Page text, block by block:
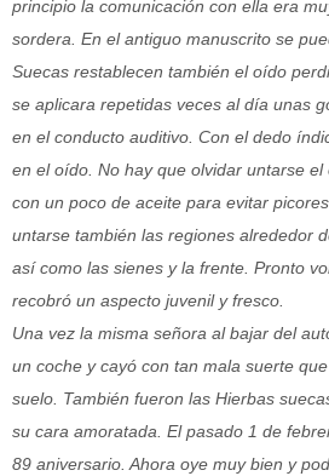
principio la comunicación con ella era
sordera. En el antiguo manuscrito se
Suecas restablecen también el oído
se aplicara repetidas veces al día unas
en el conducto auditivo. Con el dedo
en el oído. No hay que olvidar untarse
con un poco de aceite para evitar
untarse también las regiones alrededor
así como las sienes y la frente. Pronto
recobró un aspecto juvenil y fresco.
Una vez la misma señora al bajar del
un coche y cayó con tan mala suerte
suelo. También fueron las Hierbas
su cara amoratada. El pasado 1 de
89 aniversario. Ahora oye muy bien y